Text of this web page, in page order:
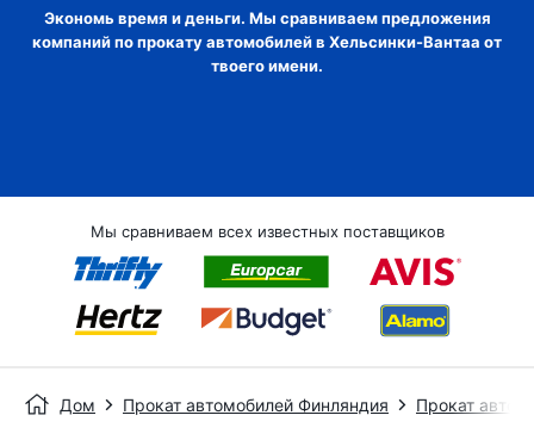
Экономь время и деньги. Мы сравниваем предложения
компаний по прокату автомобилей в Хельсинки-Вантаа от
твоего имени.
Мы сравниваем всех известных поставщиков
Дом Прокат автомобилей Финляндия Прокат